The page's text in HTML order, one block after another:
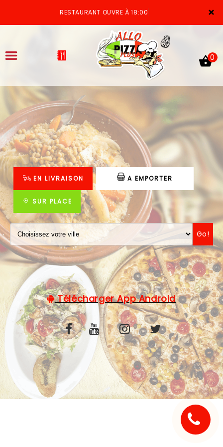
×
RESTAURANT OUVRE À 18:00
ACCUEIL
LA CARTE
VOTRE COMPTE
NOTRE RESTAURANT
VOS AVIS
MENTIONS LÉGALES
0
EN LIVRAISON A EMPORTER
SUR PLACE
Go!
Télécharger App Android